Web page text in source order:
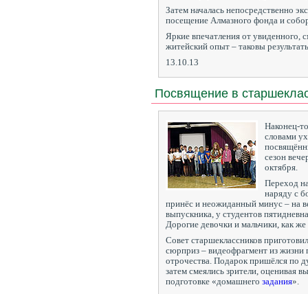
Затем началась непосредственно
посещение Алмазного фонда и
Яркие впечатления от
житейский опыт – таковы
13.10.13
Посвящение в
Наконец-
словами
сезон
октября.
Переход
наряду с
принёс и неожиданный минус – на
выпускника, у студентов
Дорогие девочки и мальчики, как же
Совет старшеклассников
сюрприз – видеофрагмент из
отрочества. Подарок пришёлся по
затем смеялись зрители, оценивая
подготовке «домашнего задания».